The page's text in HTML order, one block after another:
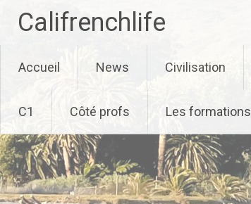
Califrenchlife
to
content
Accueil News Civilisation
C1 Côté profs Les formations